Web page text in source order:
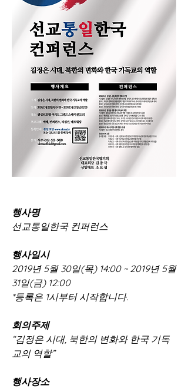
행사명
선교통일한국 컨퍼런스
행사일시
2019년 5월 30일(목) 14:00 ~ 2019년 5월
31일(금) 12:00
*등록은 1시부터 시작합니다.
회의주제
“김정은 시대, 북한의 변화와 한국 기독
교의 역할”
행사장소